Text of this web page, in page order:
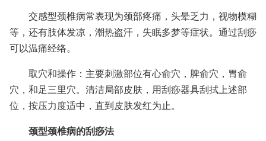
交感型颈椎病常表现为颈部疼痛，头晕乏力，视物模糊
等，还有肢体发凉，潮热盗汗，失眠多梦等症状。通过刮痧
可以温痛经络。
取穴和操作：主要刺激部位有心俞穴，脾俞穴，胃俞
穴，和足三里穴。清洁局部皮肤，用刮痧器具刮拭上述部
位，按压力度适中，直到皮肤发红为止。
颈型颈椎病的刮痧法